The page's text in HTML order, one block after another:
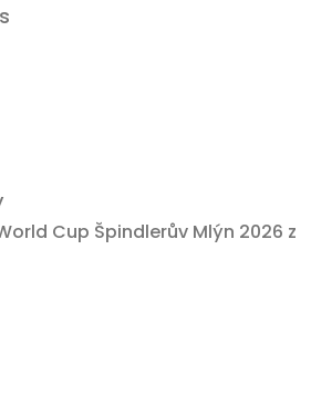
Cup Špindlerův Mlýn 2026 z